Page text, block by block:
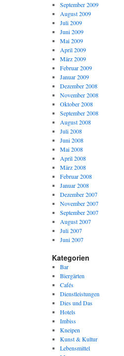
September 2009
August 2009
Juli 2009
Juni 2009
Mai 2009
April 2009
März 2009
Februar 2009
Januar 2009
Dezember 2008
November 2008
Oktober 2008
September 2008
August 2008
Juli 2008
Juni 2008
Mai 2008
April 2008
März 2008
Februar 2008
Januar 2008
Dezember 2007
November 2007
September 2007
August 2007
Juli 2007
Juni 2007
Kategorien
Bar
Biergärten
Cafés
Dienstleistungen
Dies und Das
Hotels
Imbiss
Kneipen
Kunst & Kultur
Lebensmittel